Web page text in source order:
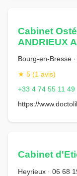
Cabinet
ANDRIEUX
Bourg-en-Bresse
★ 5 (1 avis)
+33 4 74 55 11 49
https://
Cabinet
Heyrieux · 06 68